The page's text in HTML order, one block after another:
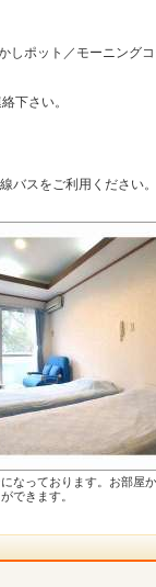
しポット／モーニング
下さい。
バスをご利用ください。
なっております。お部屋
できます。